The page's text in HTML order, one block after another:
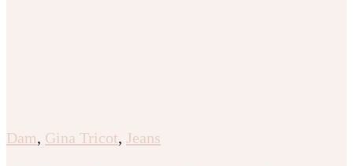
Dam, Gina Tricot, Jeans